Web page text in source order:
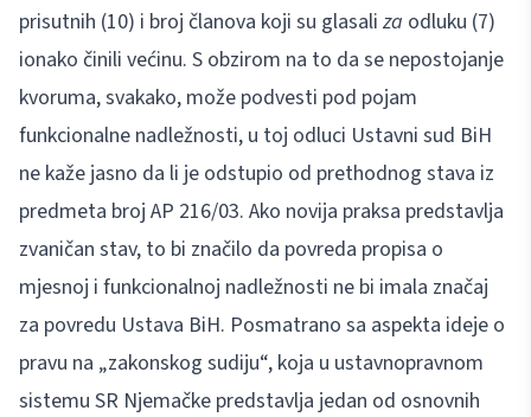
prisutnih (10) i broj članova koji su glasali za odluku (7)
ionako činili većinu. S obzirom na to da se nepostojanje
kvoruma, svakako, može podvesti pod pojam
funkcionalne nadležnosti, u toj odluci Ustavni sud BiH
ne kaže jasno da li je odstupio od prethodnog stava iz
predmeta broj AP 216/03. Ako novija praksa predstavlja
zvaničan stav, to bi značilo da povreda propisa o
mjesnoj i funkcionalnoj nadležnosti ne bi imala značaj
za povredu Ustava BiH. Posmatrano sa aspekta ideje o
pravu na „zakonskog sudiju“, koja u ustavnopravnom
sistemu SR Njemačke predstavlja jedan od osnovnih